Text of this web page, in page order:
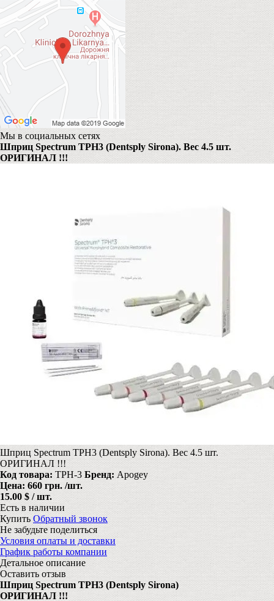
Мы в социальных сетях
Шприц Spectrum TPH3 (Dentsply Sirona). Вес 4.5 шт.
ОРИГИНАЛ !!!
Шприц Spectrum TPH3 (Dentsply Sirona). Вес 4.5 шт.
ОРИГИНАЛ !!!
Код товара: TPH-3 Бренд: Apogey
Цена: 660 грн. /шт.
15.00 $ / шт.
Есть в наличии
Купить Обратный звонок
Не забудьте поделиться
Условия оплаты и доставки
График работы компании
Детальное описание
Оставить отзыв
Шприц Spectrum TPH3 (Dentsply Sirona)
ОРИГИНАЛ !!!